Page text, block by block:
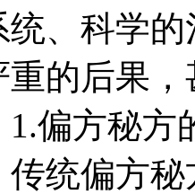
统、科学
重的后果
偏方秘
统偏方